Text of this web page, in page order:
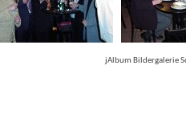
jAlbum Bildergalerie